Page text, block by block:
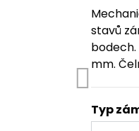
stavů
bodech.
mm.
Typ